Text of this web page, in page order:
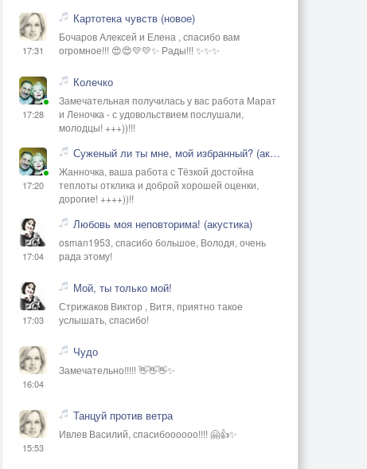
17:31
Картотека чувств (новое)
Бочаров Алексей и Елена , спасибо вам
огромное!!! 😍😍💛💛✨ Рады!!! ✨✨✨
17:28
Колечко
Замечательная получилась у вас работа Марат
и Леночка - с удовольствием послушали,
молодцы! +++))!!!
17:20
Суженый ли ты мне, мой избранный? (акустика)
Жанночка, ваша работа с Тёзкой достойна
теплоты отклика и доброй хорошей оценки,
дорогие! ++++))!!
17:04
Любовь моя неповторима! (акустика)
osman1953, спасибо большое, Володя, очень
рада этому!
17:03
Мой, ты только мой!
Стрижаков Виктор , Витя, приятно такое
услышать, спасибо!
16:04
Чудо
Замечательно!!!!! 👋👋👋✨
15:53
Танцуй против ветра
Ивлев Василий, спасибоооооо!!!! 🤗👍✨